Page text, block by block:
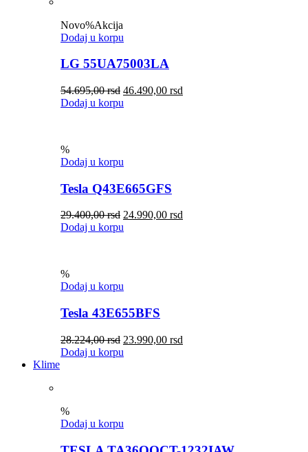
Novo%Akcija
Dodaj u korpu
LG 55UA75003LA
54.695,00rsd 46.490,00 rsd
Dodaj u korpu
%
Dodaj u korpu
Tesla Q43E665GFS
29.400,00rsd 24.990,00 rsd
Dodaj u korpu
%
Dodaj u korpu
Tesla 43E655BFS
28.224,00rsd 23.990,00 rsd
Dodaj u korpu
Klime
%
Dodaj u korpu